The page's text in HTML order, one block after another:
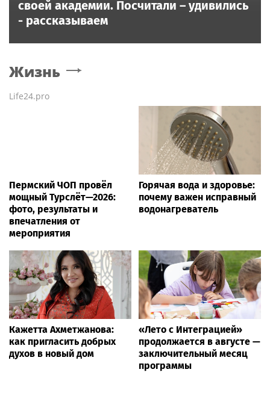
своей академии. Посчитали – удивились
- рассказываем
Жизнь
Life24.pro
Пермский ЧОП провёл
мощный Турслёт—2026:
фото, результаты и
впечатления от
мероприятия
Горячая вода и здоровье:
почему важен исправный
водонагреватель
Кажетта Ахметжанова:
как пригласить добрых
духов в новый дом
«Лето с Интеграцией»
продолжается в августе —
заключительный месяц
программы